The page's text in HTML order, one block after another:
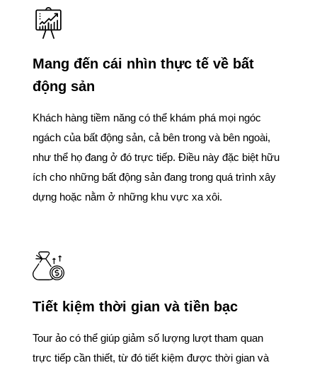
Mang đến cái nhìn thực tế về bất
động sản
Khách hàng tiềm năng có thể khám phá mọi ngóc
ngách của bất động sản, cả bên trong và bên ngoài,
như thể họ đang ở đó trực tiếp. Điều này đặc biệt hữu
ích cho những bất động sản đang trong quá trình xây
dựng hoặc nằm ở những khu vực xa xôi.
Tiết kiệm thời gian và tiền bạc
Tour ảo có thể giúp giảm số lượng lượt tham quan
trực tiếp cần thiết, từ đó tiết kiệm được thời gian và